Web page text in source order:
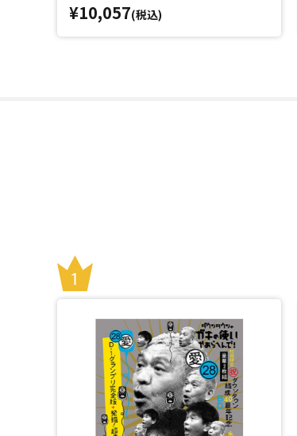
¥10,057(税込)